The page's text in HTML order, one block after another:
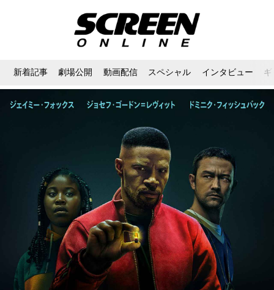
新着記事 劇場公開 動画配信 スペシャル インタビュー